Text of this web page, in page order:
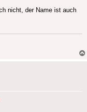
nicht, der Name ist auch